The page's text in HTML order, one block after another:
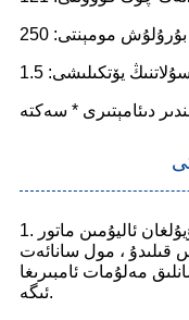
1. جېڭخېڭ قۇۋۋىتى ماتورنى توسۇش ، قۇيۇلغان ئاليۇمىن ماتور
، مول سانائەت
مەلۇمات ئامبىرىغا
ئىگە.